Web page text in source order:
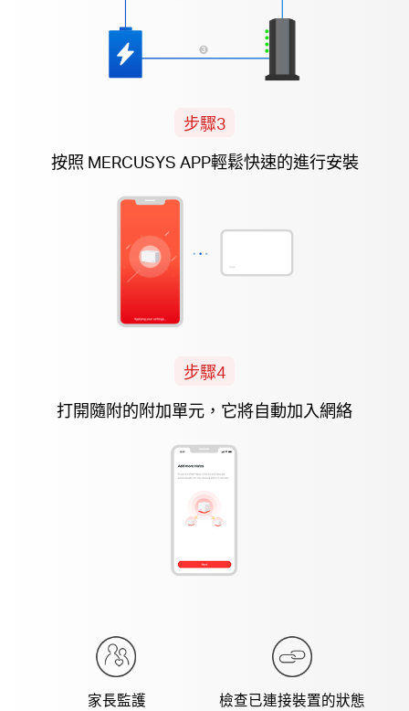
步驟3
按照 MERCUSYS APP輕鬆快速的進行安裝
步驟4
打開隨附的附加單元，它將自動加入網絡
家長監護 檢查已連接裝置的狀態